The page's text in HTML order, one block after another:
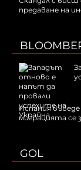
предаване на
Испания
миграцията се
GOL